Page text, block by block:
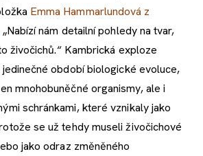
Emma Hammarlundová z
„Nabízí nám detailní pohledy na tvar,
živočichů.“ Kambrická exploze
období biologické evoluce,
mnohobuněčné organismy, ale i
schránkami, které vznikaly jako
se už tehdy museli živočichové
jako odraz změněného